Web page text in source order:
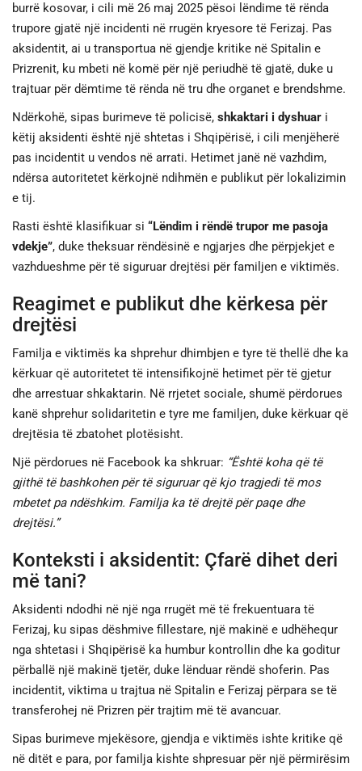
burrë kosovar, i cili më 26 maj 2025 pësoi lëndime të rënda
trupore gjatë një incidenti në rrugën kryesore të Ferizaj. Pas
aksidentit, ai u transportua në gjendje kritike në Spitalin e
Prizrenit, ku mbeti në komë për një periudhë të gjatë, duke u
trajtuar për dëmtime të rënda në tru dhe organet e brendshme.
Ndërkohë, sipas burimeve të policisë, shkaktari i dyshuar i
këtij aksidenti është një shtetas i Shqipërisë, i cili menjëherë
pas incidentit u vendos në arrati. Hetimet janë në vazhdim,
ndërsa autoritetet kërkojnë ndihmën e publikut për lokalizimin
e tij.
Rasti është klasifikuar si “Lëndim i rëndë trupor me pasoja
vdekje”, duke theksuar rëndësinë e ngjarjes dhe përpjekjet e
vazhdueshme për të siguruar drejtësi për familjen e viktimës.
Reagimet e publikut dhe kërkesa për
drejtësi
Familja e viktimës ka shprehur dhimbjen e tyre të thellë dhe ka
kërkuar që autoritetet të intensifikojnë hetimet për të gjetur
dhe arrestuar shkaktarin. Në rrjetet sociale, shumë përdorues
kanë shprehur solidaritetin e tyre me familjen, duke kërkuar që
drejtësia të zbatohet plotësisht.
Një përdorues në Facebook ka shkruar: “Është koha që të
gjithë të bashkohen për të siguruar që kjo tragjedi të mos
mbetet pa ndëshkim. Familja ka të drejtë për paqe dhe
drejtësi.”
Konteksti i aksidentit: Çfarë dihet deri
më tani?
Aksidenti ndodhi në një nga rrugët më të frekuentuara të
Ferizaj, ku sipas dëshmive fillestare, një makinë e udhëhequr
nga shtetasi i Shqipërisë ka humbur kontrollin dhe ka goditur
përballë një makinë tjetër, duke lënduar rëndë shoferin. Pas
incidentit, viktima u trajtua në Spitalin e Ferizaj përpara se të
transferohej në Prizren për trajtim më të avancuar.
Sipas burimeve mjekësore, gjendja e viktimës ishte kritike që
në ditët e para, por familja kishte shpresuar për një përmirësim